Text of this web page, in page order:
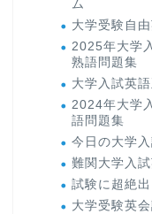
ム
大学受験自
2025年大学
熟語問題集
大学入試英
2024年大学
語問題集
今日の大学
難関大学入
試験に超絶
大学受験英